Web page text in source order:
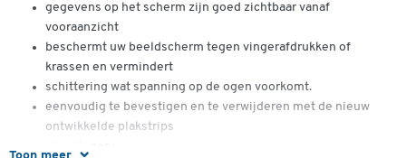
gegevens op het scherm zijn goed zichtbaar vanaf
vooraanzicht
beschermt uw beeldscherm tegen vingerafdrukken of
krassen en vermindert
schittering wat spanning op de ogen voorkomt.
eenvoudig te bevestigen en te verwijderen met de nieuw
ontwikkelde plakstrips